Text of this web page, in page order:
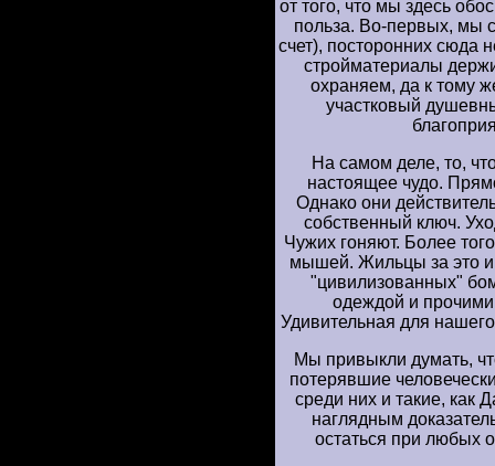
от того, что мы здесь
польза. Во-первых, мы
счет), посторонних сюда
стройматериалы
охраняем, да к тому
участковый
На самом деле, то,
настоящее чудо.
Однако они
собственный ключ.
Чужих гоняют. Более
мышей. Жильцы за это
"цивилизованных"
одеждой и
Удивительная для
Мы привыкли думать,
потерявшие
среди них и такие, как
наглядным
остаться при любых